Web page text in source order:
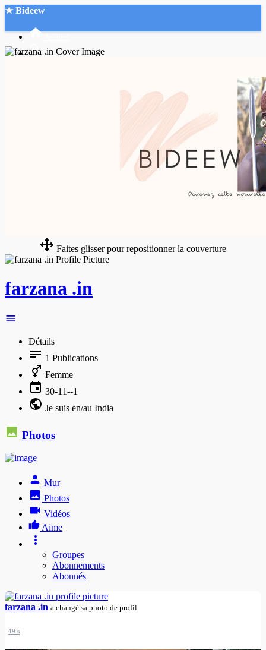
★ Bideew
Faites glisser pour repositionner la couverture
farzana .in
Détails
1 Publications
Femme
30-11--1
Je suis en/au India
Photos
Mur
Photos
Vidéos
Aime
Groupes
Abonnements
Abonnés
farzana .in a changé sa photo de profil
49 s